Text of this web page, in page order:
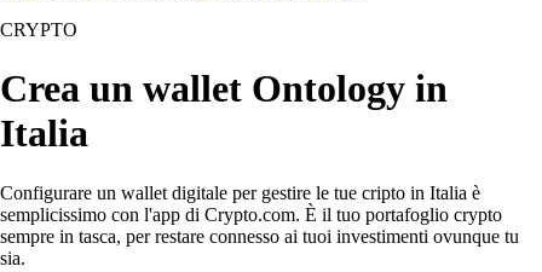
CRYPTO
Crea un wallet Ontology in
Italia
Configurare un wallet digitale per gestire le tue cripto in Italia è
semplicissimo con l'app di Crypto.com. È il tuo portafoglio crypto
sempre in tasca, per restare connesso ai tuoi investimenti ovunque tu
sia.